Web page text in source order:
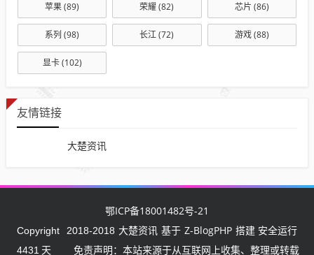
苹果(89) 荣耀(82) 芯片 (86)
系列 (98) 长江(72) 游戏(88)
显卡(102)
友情链接
大楚资讯
鄂ICP备18001482号-21
Copyright 2018-2018 大楚资讯 基于 Z-BlogPHP 搭建 安全运行
4431 天 免责声明：本站来源于从互联网上收集、整理或转载